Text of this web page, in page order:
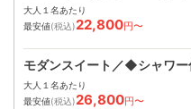
大人１名あたり
最安値(税込)22,800円〜
モダンスイート／◆シャワー
大人１名あたり
最安値(税込)26,800円〜